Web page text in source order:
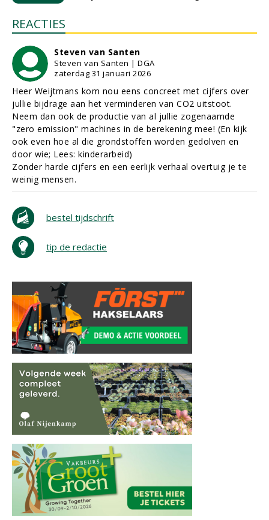
REACTIES
Steven van Santen
Steven van Santen | DGA
zaterdag 31 januari 2026
Heer Weijtmans kom nou eens concreet met cijfers over
jullie bijdrage aan het verminderen van CO2 uitstoot.
Neem dan ook de productie van al jullie zogenaamde
"zero emission" machines in de berekening mee! (En kijk
ook even hoe al die grondstoffen worden gedolven en
door wie; Lees: kinderarbeid)
Zonder harde cijfers en een eerlijk verhaal overtuig je te
weinig mensen.
bestel tijdschrift
tip de redactie